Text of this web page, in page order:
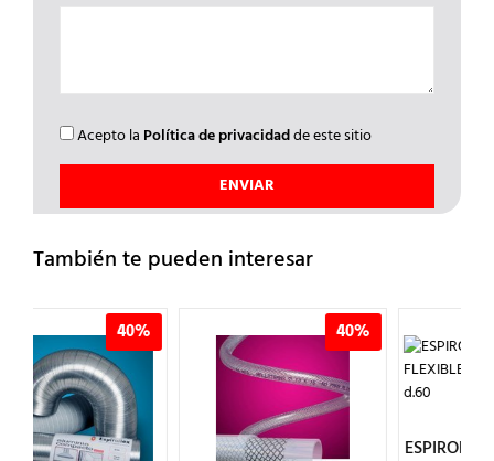
Acepto la Política de privacidadde este sitio
También te pueden interesar
40% 40%
ESPIROFLEX – TUBO